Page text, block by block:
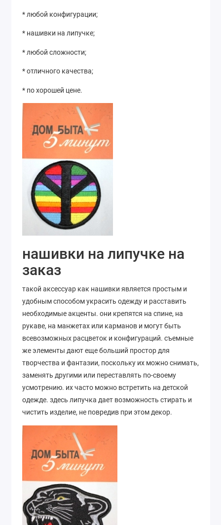
* любой конфигурации;
* нашивки на липучке;
* любой сложности;
* отличного качества;
* по хорошей цене.
нашивки на липучке на
заказ
такой аксессуар как нашивки является простым и
удобным способом украсить одежду и расставить
необходимые акценты. они крепятся на спине, на
рукаве, на манжетах или карманов и могут быть
всевозможных расцветок и конфигураций. съемные
же элементы дают еще больший простор для
творчества и фантазии, поскольку их можно снимать,
заменять другими или переставлять по-своему
усмотрению. их часто можно встретить на детской
одежде. здесь липучка дает возможность стирать и
чистить изделие, не повредив при этом декор.